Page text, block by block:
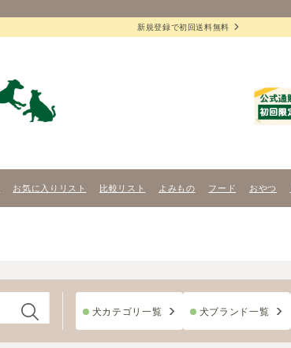
新規登録で初回送料無料
お気に入りリスト 比較リスト よみもの フード おやつ
犬カテゴリ一覧 犬ブランド一覧